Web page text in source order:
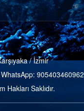
/ İzmir
905403460962
Saklıdır.